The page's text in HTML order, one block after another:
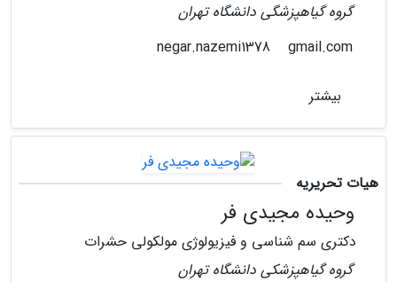
گروه گیاهپزشگی دانشگاه تهران
gmail.com
بیشتر
هیات تحریریه
وحیده مجیدی فر
دکتری سم شناسی و فیزیولوژی مولکولی حشرات
گروه گیاهپزشکی دانشگاه تهران